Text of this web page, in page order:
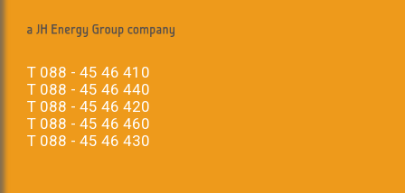
T 088 - 45 46 410
T 088 - 45 46 440
T 088 - 45 46 420
T 088 - 45 46 460
T 088 - 45 46 430